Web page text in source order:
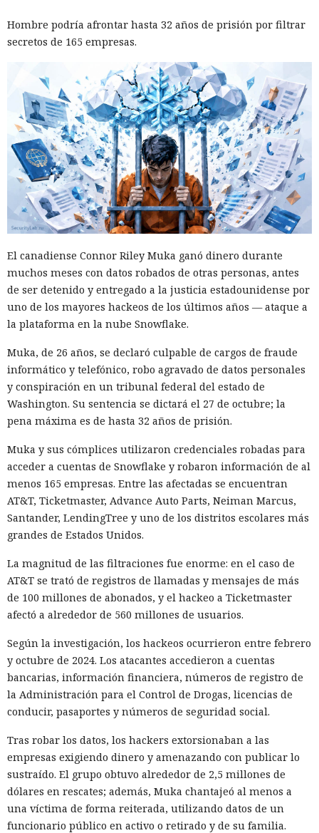
nivel de acceso puede ejecutar el navegador de forma
automática.
Inspecciones que forzarán su
salida del mercado: China toma
represalias contra EE. UU. a
través de Palo Alto Networks
12:43 / 07.08.2026
Otra corporación corre el riesgo de repetir la triste suerte de
sus predecesoras.
Las sanciones y restricciones contra las empresas
tecnológicas chinas por parte de las autoridades
ahora un escenario similarse está desarrollandoen sentido
inverso. La Administración del Ciberespacio de China
anunció el inicio de una revisión de los productos de la
estadounidense Palo Alto Networks que se venden en el
territorio del país, citando riesgos para la infraestructura
informática crítica y la seguridad nacional.
El regulador no nombró productos concretos de la compañía
sujetos a revisión, no reveló la naturaleza de posibles
vulnerabilidades ni precisó qué medidas podrían seguir en
caso de detectarse incumplimientos.
La decisión se produjo en medio del empeoramiento de las
disputas comerciales y tecnológicas entre Pekín y
Washington, que ponen en peligro la frágil tregua
alcanzada en las últimas cumbres bilaterales. El día
anterior, el Ministerio de Comercio de China anunció
exportación de drones a EE. UU., calificándolas como
respuesta a las recientes medidas de Washington contra el
acceso de empresas chinas al mercado estadounidense. El
regulador no precisó si estas acciones están relacionadas
con la revisión a Palo Alto.
Hombre podría afrontar hasta 32 años de prisión por filtrar
secretos de 165 empresas.
El canadiense Connor Riley Muka ganó dinero durante
muchos meses con datos robados de otras personas, antes
de ser detenido y entregado a la justicia estadounidense por
uno de los mayores hackeos de los últimos años — ataque a
la plataforma en la nube Snowflake.
Muka, de 26 años, se declaró culpable de cargos de fraude
informático y telefónico, robo agravado de datos personales
y conspiración en un tribunal federal del estado de
Washington. Su sentencia se dictará el 27 de octubre; la
pena máxima es de hasta 32 años de prisión.
Muka y sus cómplices utilizaron credenciales robadas para
acceder a cuentas de Snowflake y robaron información de al
menos 165 empresas. Entre las afectadas se encuentran
AT&T, Ticketmaster, Advance Auto Parts, Neiman Marcus,
Santander, LendingTree y uno de los distritos escolares más
grandes de Estados Unidos.
La magnitud de las filtraciones fue enorme: en el caso de
AT&T se trató de registros de llamadas y mensajes de más
de 100 millones de abonados, y el hackeo a Ticketmaster
afectó a alrededor de 560 millones de usuarios.
Según la investigación, los hackeos ocurrieron entre febrero
y octubre de 2024. Los atacantes accedieron a cuentas
bancarias, información financiera, números de registro de
la Administración para el Control de Drogas, licencias de
conducir, pasaportes y números de seguridad social.
Tras robar los datos, los hackers extorsionaban a las
empresas exigiendo dinero y amenazando con publicar lo
sustraído. El grupo obtuvo alrededor de 2,5 millones de
dólares en rescates; además, Muka chantajeó al menos a
una víctima de forma reiterada, utilizando datos de un
funcionario público en activo o retirado y de su familia.